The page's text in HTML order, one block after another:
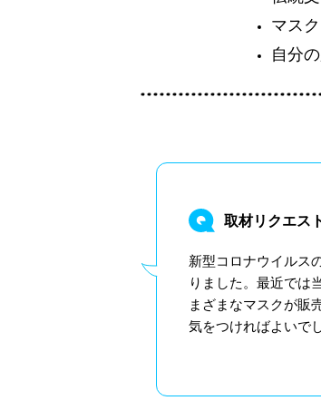
マス
自分
取材リクエス
新型コロナウイルス
りました。最近では
まざまなマスクが販
気をつければよいで